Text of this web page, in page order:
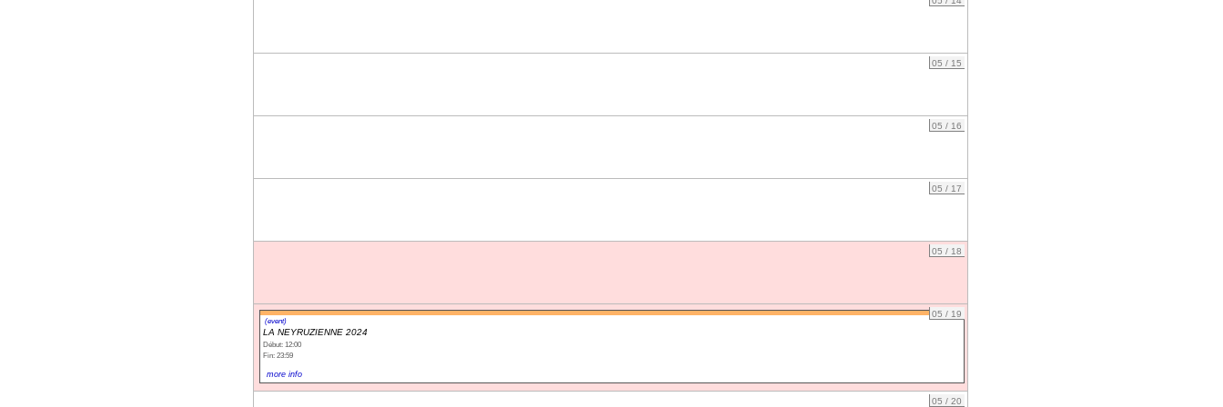
05 / 15
05 / 16
05 / 17
05 / 18
05 / 19
(event)
LA NEYRUZIENNE 2024
Début: 12:00
Fin: 23:59
more info
05 / 20